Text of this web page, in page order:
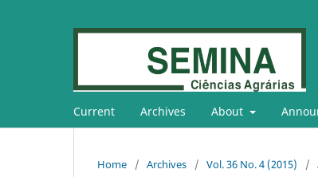
Current Archives About
Home / Archives / Vol. 36 No. 4 (2015) /